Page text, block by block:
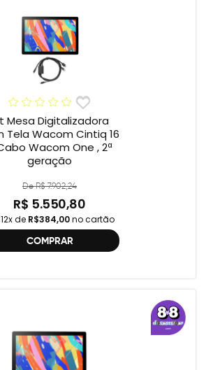
Mesa Digitalizadora
Tela Wacom Cintiq 16
Wacom One , 2ª
geração
De R$ 7.902,24
R$ 5.550,80
de R$384,00no cartão
COMPRAR